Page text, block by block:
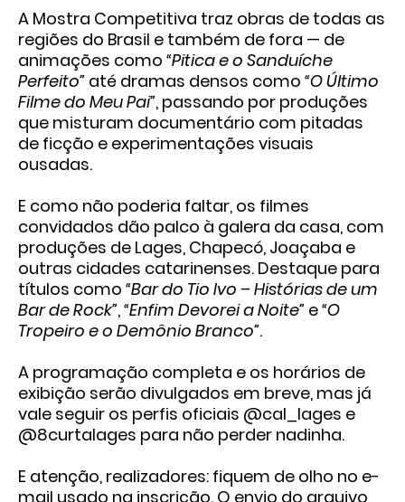
A Mostra Competitiva traz obras de todas as
regiões do Brasil e também de fora — de
animações como “Pitica e o Sanduíche
Perfeito” até dramas densos como “O Último
Filme do Meu Pai”, passando por produções
que misturam documentário com pitadas
de ficção e experimentações visuais
ousadas.
E como não poderia faltar, os filmes
convidados dão palco à galera da casa, com
produções de Lages, Chapecó, Joaçaba e
outras cidades catarinenses. Destaque para
títulos como “Bar do Tio Ivo – Histórias de um
Bar de Rock”,“Enfim Devorei a Noite” e“O
Tropeiro e o Demônio Branco”.
A programação completa e os horários de
exibição serão divulgados em breve, mas já
vale seguir os perfis oficiais @cal_lages e
@8curtalages para não perder nadinha.
E atenção, realizadores: fiquem de olho no e-
mail usado na inscrição. O envio do arquivo